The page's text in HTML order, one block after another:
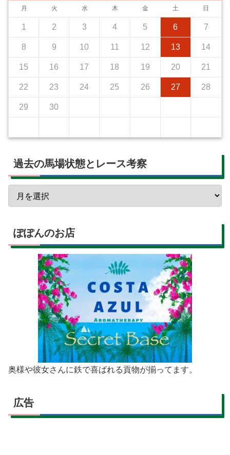
月 火 水 木 金 土 日
1 2 3 4 5 6 7
8 9 10 11 12 13 14
15 16 17 18 19 20 21
22 23 24 25 26 27 28
29 30
過去の馬場状態とレース考察
ぽぽんのお店
奥様や彼女さんに鉄で喜ばれる貢物が揃ってます。
広告